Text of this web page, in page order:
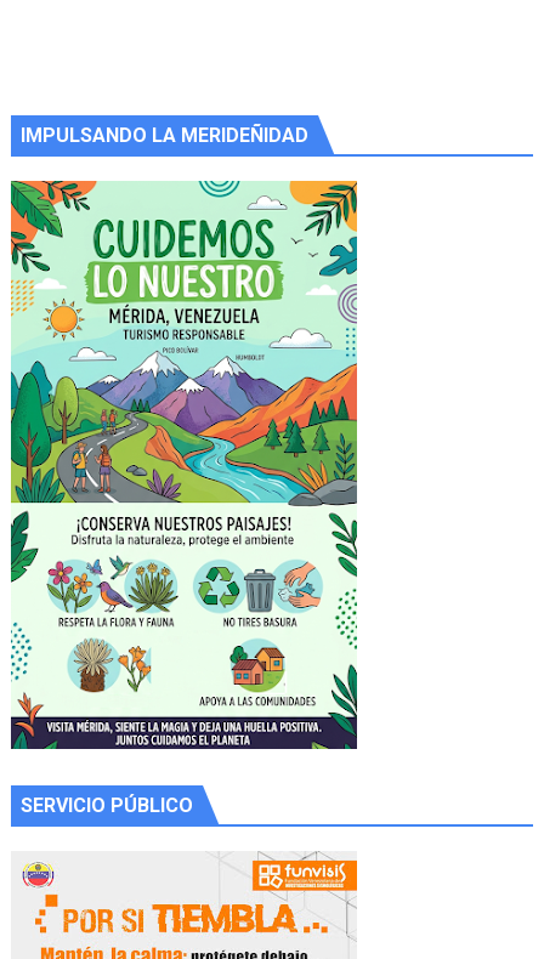
IMPULSANDO LA MERIDEÑIDAD
SERVICIO PÚBLICO